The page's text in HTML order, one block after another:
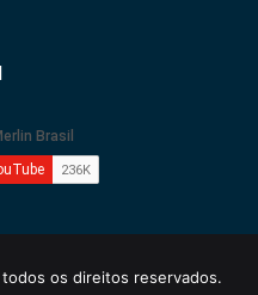
os direitos reservados.